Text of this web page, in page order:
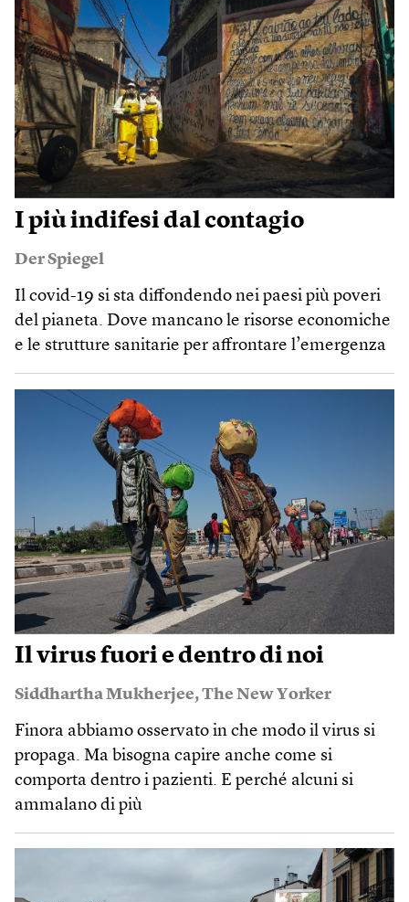
I più indifesi dal contagio
Der Spiegel
Il covid-19 si sta diffondendo nei paesi più poveri
del pianeta. Dove mancano le risorse economiche
e le strutture sanitarie per affrontare l’emergenza
Il virus fuori e dentro di noi
Siddhartha Mukherjee,The New Yorker
Finora abbiamo osservato in che modo il virus si
propaga. Ma bisogna capire anche come si
comporta dentro i pazienti. E perché alcuni si
ammalano di più